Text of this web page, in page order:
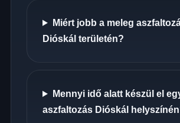
Miért jobb a meleg
Dióskál területén?
Mennyi idő alatt készül el
aszfaltozás Dióskál